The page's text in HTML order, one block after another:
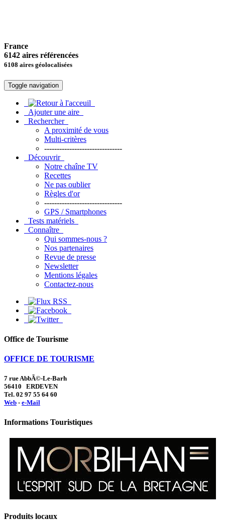
France
6142 aires référencées
6108 aires géolocalisées
Toggle navigation
Ajouter une aire
Rechercher
A proximité de vous
Multi-critères
-------------------------------
Découvrir
Notre chaîne TV
Recettes
Ne pas oublier
Règles d'or
-------------------------------
GPS / Smartphones
Tests matériels
Connaître
Qui sommes-nous ?
Nos partenaires
Revue de presse
Newsletter
Mentions légales
Contactez-nous
Office de Tourisme
OFFICE DE TOURISME
7 rue AbbÃ©-Le-Barh
56410 ERDEVEN
Tel. 02 97 55 64 60
Web - e-Mail
Informations Touristiques
Produits locaux